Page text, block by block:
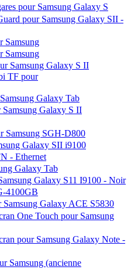
pour Samsung Galaxy S
pour Samsung Galaxy SII -
Samsung
Samsung
Samsung Galaxy S II
TF pour
Galaxy Tab
Galaxy S II
Samsung SGH-D800
Galaxy SII i9100
- Ethernet
Galaxy Tab
Galaxy S11 I9100 - Noir
4100GB
Samsung Galaxy ACE S5830
One Touch pour Samsung
pour Samsung Galaxy Note -
Samsung (ancienne